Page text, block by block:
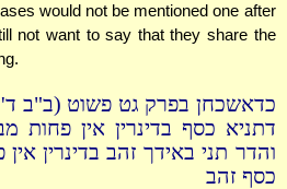
would not be mentioned one after
not want to say that they share the
כדאשכחן בפרק גט פשוט (ב"ב ד'
דתניא כסף בדינרין אין פחות
והדר תני באידך זהב בדינרין אין
כסף זהב